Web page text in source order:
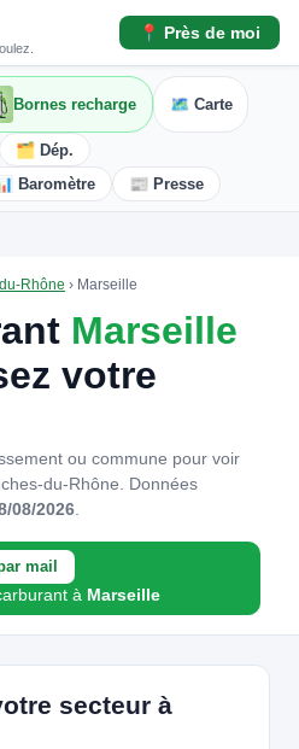
📍 Près de moi
Bornes recharge 🗺️ Carte
🗂️ Dép.
Baromètre 📰 Presse
Rhône › Marseille
Marseille
votre
ou commune pour voir
du-Rhône. Données
08/2026.
mail
à Marseille
secteur à